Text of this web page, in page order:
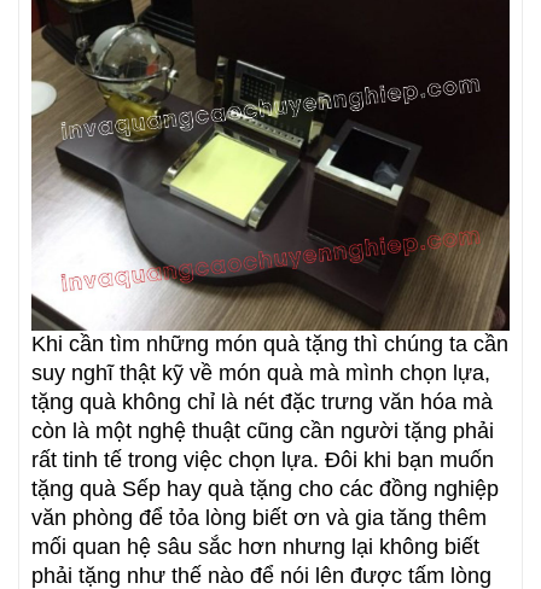
Khi cần tìm những món quà tặng thì chúng ta cần
suy nghĩ thật kỹ về món quà mà mình chọn lựa,
tặng quà không chỉ là nét đặc trưng văn hóa mà
còn là một nghệ thuật cũng cần người tặng phải
rất tinh tế trong việc chọn lựa. Đôi khi bạn muốn
tặng quà Sếp hay quà tặng cho các đồng nghiệp
văn phòng để tỏa lòng biết ơn và gia tăng thêm
mối quan hệ sâu sắc hơn nhưng lại không biết
phải tặng như thế nào để nói lên được tấm lòng